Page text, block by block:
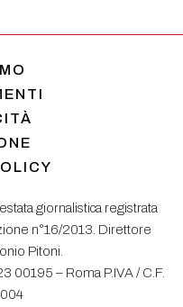
giornalistica registrata
n°16/2013. Direttore
Pitoni.
00195 – Roma P.IVA / C.F.